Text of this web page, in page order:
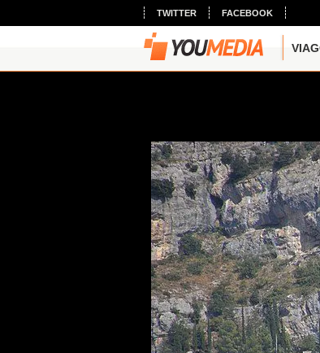
TWITTER FACEBOOK